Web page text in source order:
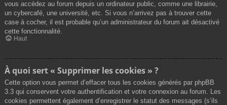
vous accédez au forum depuis un ordinateur public, comme une librairie,
un cybercafé, une université, etc. Si vous n’arrivez pas à trouver cette
case à cocher, il est probable qu’un administrateur du forum ait désactivé
cette fonctionnalité.
Haut
À quoi sert « Supprimer les cookies » ?
Cette option vous permet d’effacer tous les cookies générés par phpBB
3.3 qui conservent votre authentification et votre connexion au forum. Les
cookies permettent également d’enregistrer le statut des messages (s’ils